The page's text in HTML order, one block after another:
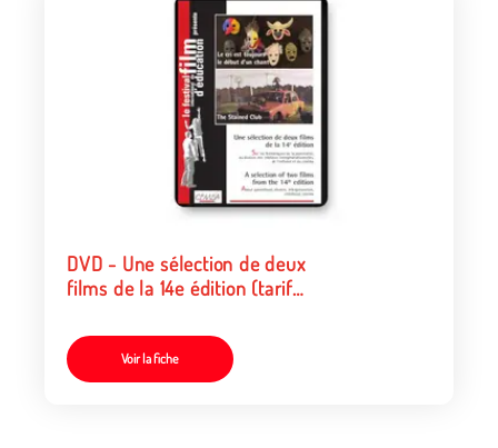
DVD - Une sélection de deux
films de la 14e édition (tarif
Voir la fiche